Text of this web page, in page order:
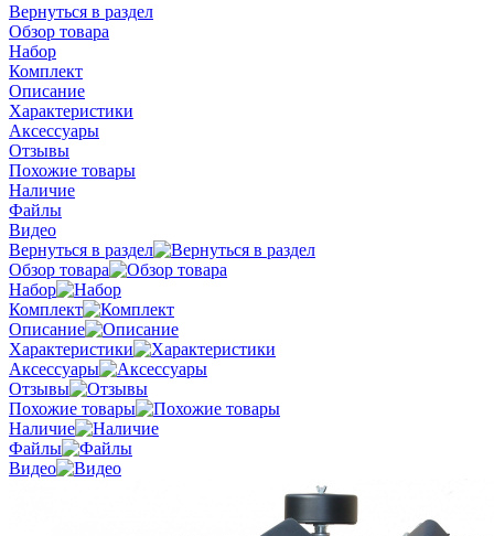
Вернуться в раздел
Обзор товара
Набор
Комплект
Описание
Характеристики
Аксессуары
Отзывы
Похожие товары
Наличие
Файлы
Видео
Вернуться в раздел
Обзор товара
Набор
Комплект
Описание
Характеристики
Аксессуары
Отзывы
Похожие товары
Наличие
Файлы
Видео